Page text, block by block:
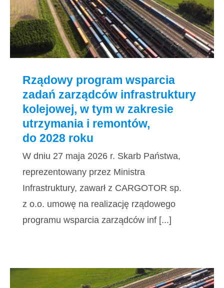
zarządców infrastruktury kolejowej,
w tym w zakresie utrzymania
i remontów, do 2028 roku
Rządowy program wsparcia
zadań zarządców infrastruktury
kolejowej, w tym w zakresie
utrzymania i remontów,
do 2028 roku
W dniu 27 maja 2026 r. Skarb Państwa,
reprezentowany przez Ministra
Infrastruktury, zawarł z CARGOTOR sp.
z o.o. umowę na realizację rządowego
programu wsparcia zarządców inf [...]